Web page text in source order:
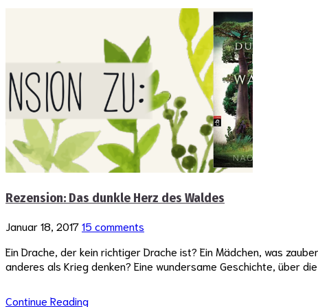
Rezension: Das dunkle Herz des Waldes
Januar 18, 201715 comments
Ein Drache, der kein richtiger Drache ist? Ein Mädchen, was
anderes als Krieg denken? Eine wundersame Geschichte, über
Continue Reading